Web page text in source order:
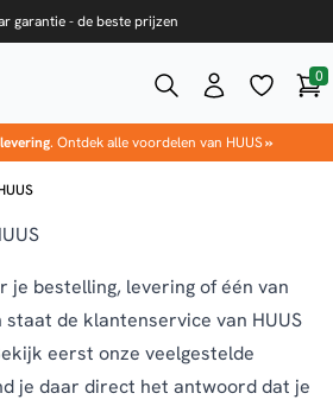
garantie - de beste prijzen
0
. Ontdek alle voordelen van HUUS»
je bestelling, levering of één van
staat de klantenservice van HUUS
eerst onze veelgestelde
je daar direct het antwoord dat je